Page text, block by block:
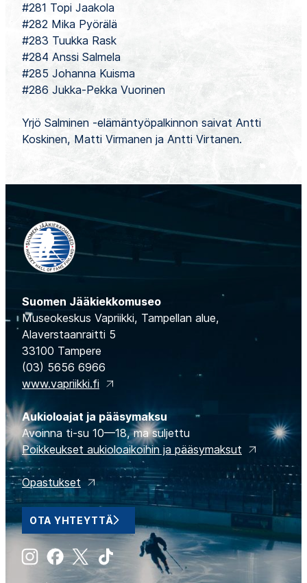
#281 Topi Jaakola
#282 Mika Pyörälä
#283 Tuukka Rask
#284 Anssi Salmela
#285 Johanna Kuisma
#286 Jukka-Pekka Vuorinen
Yrjö Salminen -elämäntyöpalkinnon saivat Antti
Koskinen, Matti Virmanen ja Antti Virtanen.
Suomen Jääkiekkomuseo
Museokeskus Vapriikki, Tampellan alue,
Alaverstaanraitti 5
33100 Tampere
(03) 5656 6966
www.vapriikki.fi
Aukioloajat ja pääsymaksu
Avoinna ti-su 10—18, ma suljettu
Poikkeukset aukioloaikoihin ja pääsymaksut
Opastukset
OTA YHTEYTTÄ
InstagramFacebook
X Tiktok